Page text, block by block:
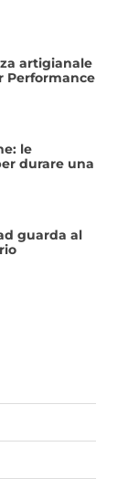
artigianale
Performance
le
durare una
guarda al